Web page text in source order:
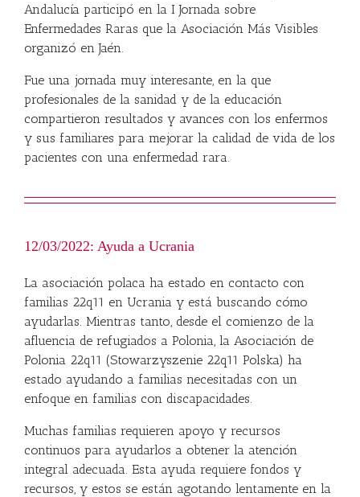
Andalucía participó en la I Jornada sobre
Enfermedades Raras que la Asociación Más Visibles
organizó en Jaén.
Fue una jornada muy interesante, en la que
profesionales de la sanidad y de la educación
compartieron resultados y avances con los enfermos
y sus familiares para mejorar la calidad de vida de los
pacientes con una enfermedad rara.
12/03/2022: Ayuda a Ucrania
La asociación polaca ha estado en contacto con
familias 22q11 en Ucrania y está buscando cómo
ayudarlas. Mientras tanto, desde el comienzo de la
afluencia de refugiados a Polonia, la Asociación de
Polonia 22q11 (Stowarzyszenie 22q11 Polska) ha
estado ayudando a familias necesitadas con un
enfoque en familias con discapacidades.
Muchas familias requieren apoyo y recursos
continuos para ayudarlos a obtener la atención
integral adecuada. Esta ayuda requiere fondos y
recursos, y estos se están agotando lentamente en la